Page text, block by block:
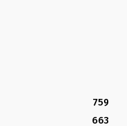
759
663